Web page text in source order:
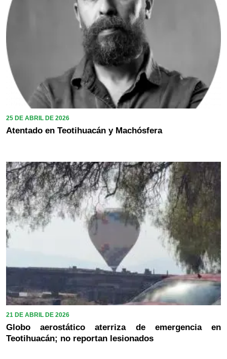
25 DE ABRIL DE 2026
Atentado en Teotihuacán y Machósfera
21 DE ABRIL DE 2026
Globo aerostático aterriza de emergencia en
Teotihuacán; no reportan lesionados